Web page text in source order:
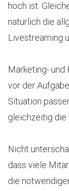
hoch ist.
natürlich die
Livestreaming
Marketing- und
vor der
Situation
gleichzeitig die
Nicht
dass viele
die